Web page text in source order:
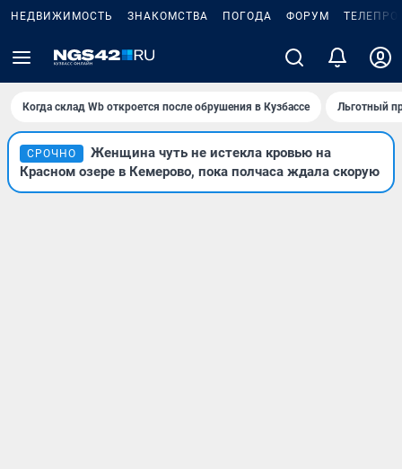
НЕДВИЖИМОСТЬ ЗНАКОМСТВА ПОГОДА ФОРУМ
Когда склад Wb откроется после обрушения в Кузбассе Льготный
СРОЧНО
Женщина чуть не истекла кровью на
Красном озере в Кемерово, пока полчаса ждала скорую